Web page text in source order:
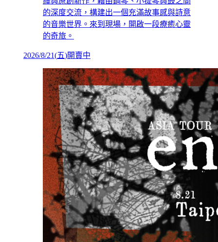
的深度交流，構建出一個充滿故事感與詩意
的音樂世界。來到現場，開啟一段療癒心靈
的奇旅。
2026/8/21(五)開賣中